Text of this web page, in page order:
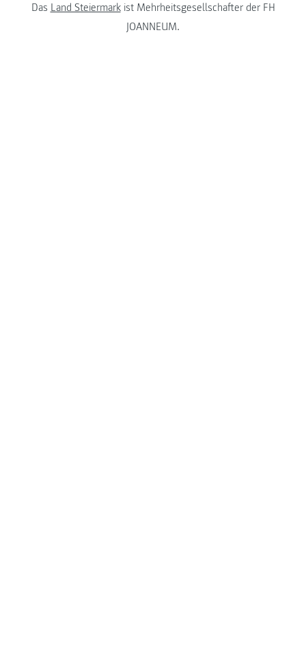
Das Land Steiermarkist Mehrheitsgesellschafter der FH
JOANNEUM.